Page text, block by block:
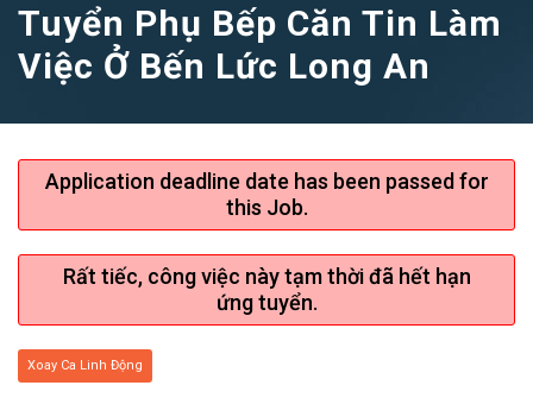
Tuyển Phụ Bếp Căn Tin Làm
Việc Ở Bến Lức Long An
Application deadline date has been passed for
this Job.
Rất tiếc, công việc này tạm thời đã hết hạn
ứng tuyển.
Xoay Ca Linh Động